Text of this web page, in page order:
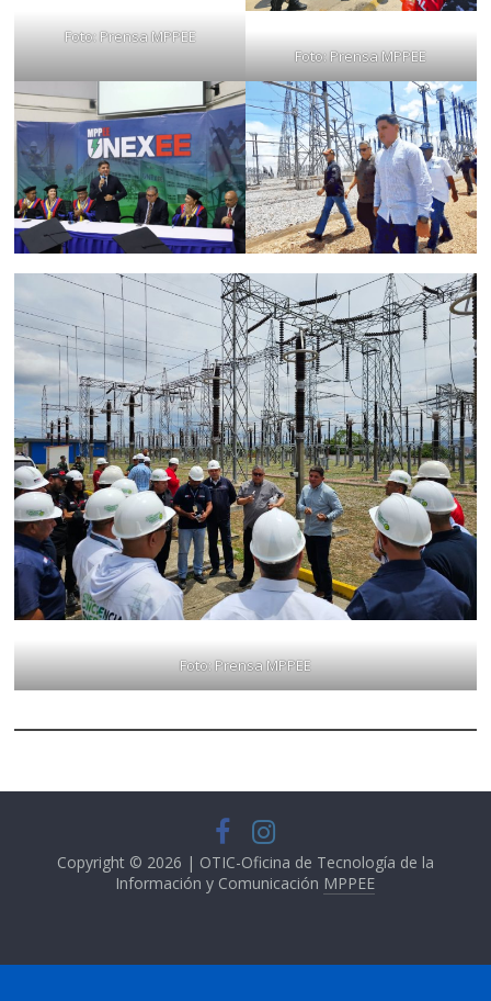
Foto: Prensa MPPEE
Foto: Prensa MPPEE
Foto: Prensa MPPEE
Copyright © 2026 | OTIC-Oficina de Tecnología de la
Información y Comunicación MPPEE